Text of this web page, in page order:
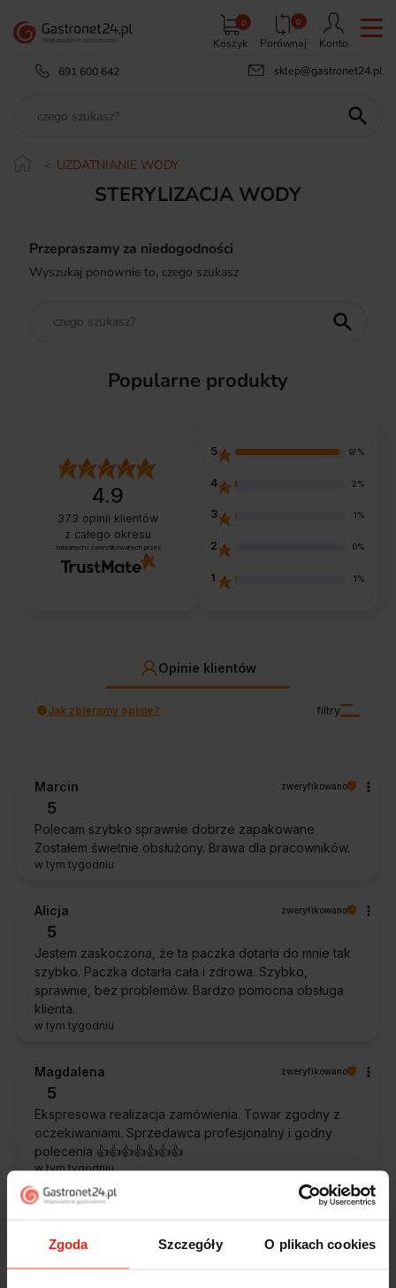
Zgoda Szczegóły O plikach cookies
Koszyk
0 0
Porównaj
Konto
691 600 642
sklep@gastronet24.pl

UZDATNIANIE WODY
STERYLIZACJA WODY
Przepraszamy za niedogodności
Wyszukaj ponownie to, czego szukasz

Popularne produkty
4.9
373 opinii klientów
z całego okresu
zebranych i zweryfikowanych przez
5 97%
4 2%
3 1%
2 0%
1 1%
Opinie klientów
filtry
Jak zbieramy opinie?
Marcin zweryfikowano
5
Polecam szybko sprawnie dobrze zapakowane
Zostałem świetnie obsłużony. Brawa dla pracowników.
w tym tygodniu
Alicja zweryfikowano
5
Jestem zaskoczona, że ta paczka dotarła do mnie tak
szybko. Paczka dotarła cała i zdrowa. Szybko,
sprawnie, bez problemów. Bardzo pomocna obsługa
klienta.
w tym tygodniu
Magdalena zweryfikowano
5
Ekspresowa realizacja zamówienia. Towar zgodny z
oczekiwaniami. Sprzedawca profesjonalny i godny
polecenia 👍️👍️👍️👍️👍️👍️👍️
w tym tygodniu
5
Ekspresowa dostawa, super. Obsługa bardzo pomocna,